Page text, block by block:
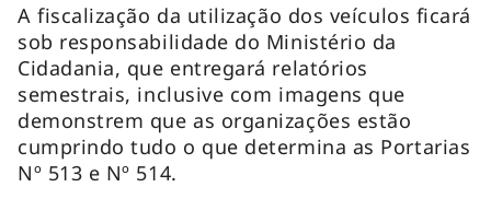
A fiscalização da utilização dos veículos ficará
sob responsabilidade do Ministério da
Cidadania, que entregará relatórios
semestrais, inclusive com imagens que
demonstrem que as organizações estão
cumprindo tudo o que determina as Portarias
Nº 513 e Nº 514.